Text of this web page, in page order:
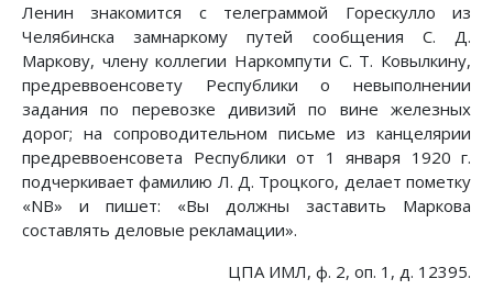
Ленин знакомится с телеграммой Горескулло из
Челябинска замнаркому путей сообщения С. Д.
Маркову, члену коллегии Наркомпути С. Т. Ковылкину,
предреввоенсовету Республики о невыполнении
задания по перевозке дивизий по вине железных
дорог; на сопроводительном письме из канцелярии
предреввоенсовета Республики от 1 января 1920 г.
подчеркивает фамилию Л. Д. Троцкого, делает пометку
«NB» и пишет: «Вы должны заставить Маркова
составлять деловые рекламации».
ЦПА ИМЛ, ф. 2, оп. 1, д. 12395.